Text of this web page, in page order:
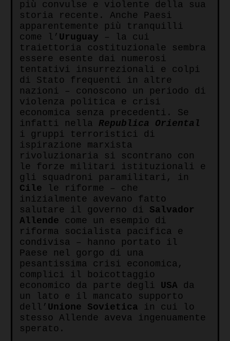
più convulse e violente della sua
storia recente. Anche Paesi
apparentemente più tranquilli
come l’ Uruguay – la cui
traiettoria costituzionale sembra
essere esente dai numerosi
tentativi insurrezionali e colpi
di Stato frequenti in altre
nazioni – conoscono un periodo di
violenza politica e crisi
economica senza precedenti. Se
infatti nella Republica Oriental
i gruppi terroristici di
ispirazione marxista
rivoluzionaria si scontrano con
le forze militari istituzionali e
gli squadroni paramilitari, in
Cile le riforme – che
inizialmente avevano fatto
salutare il governo di Salvador
Allende come un esempio di
riforma socialista pacifica e
condivisa – hanno portato il
Paese nel gorgo di una
pesantissima crisi economica,
complici il boicottaggio
economico da parte degli USA da
un lato e il mancato supporto
dell’ Unione Sovietica in cui lo
stesso Allende aveva ingenuamente
sperato.